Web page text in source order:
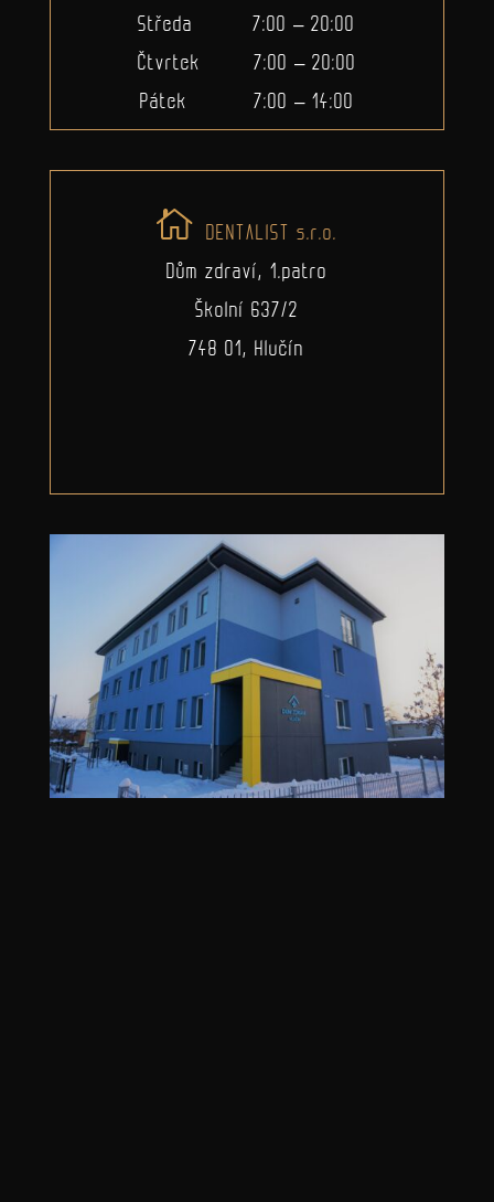
Středa 7:00 – 20:00
Čtvrtek 7:00 – 20:00
Pátek 7:00 – 14:00
DENTALIST s.r.o.
Dům zdraví, 1.patro
Školní 637/2
748 01, Hlučín